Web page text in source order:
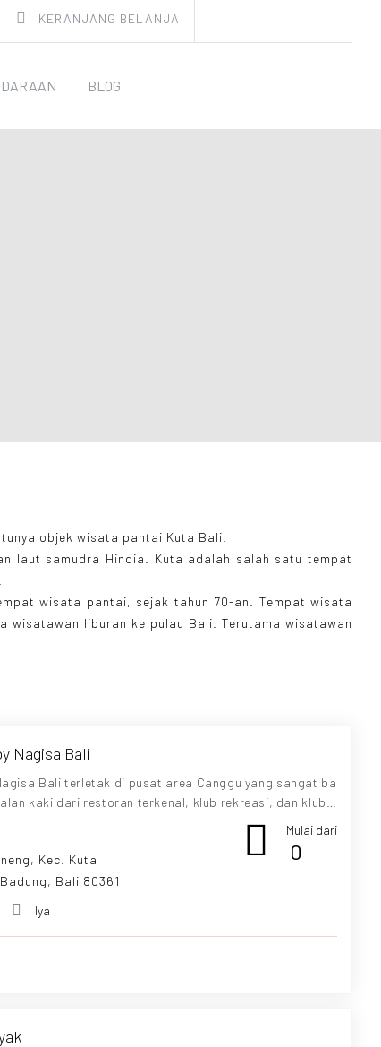
KERANJANG BELANJA
BLOG
objek wisata pantai Kuta Bali.
laut samudra Hindia. Kuta adalah salah satu tempat
wisata pantai, sejak tahun 70-an. Tempat wisata
liburan ke pulau Bali. Terutama wisatawan
Nagisa Bali
Bali terletak di pusat area Canggu yang sangat ba
kaki dari restoran terkenal, klub rekreasi, dan klub p
Kec. Kuta
Bali 80361
Iya
Mulai dari
0